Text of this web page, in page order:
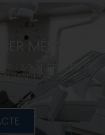
MÉS?
I ACONSEGUEIX UN